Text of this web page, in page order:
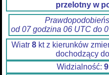
przelotny w
od 07 godzina 06 UTC do
Wiatr 8kt z kierunków
dochodzący do
Widzialność: